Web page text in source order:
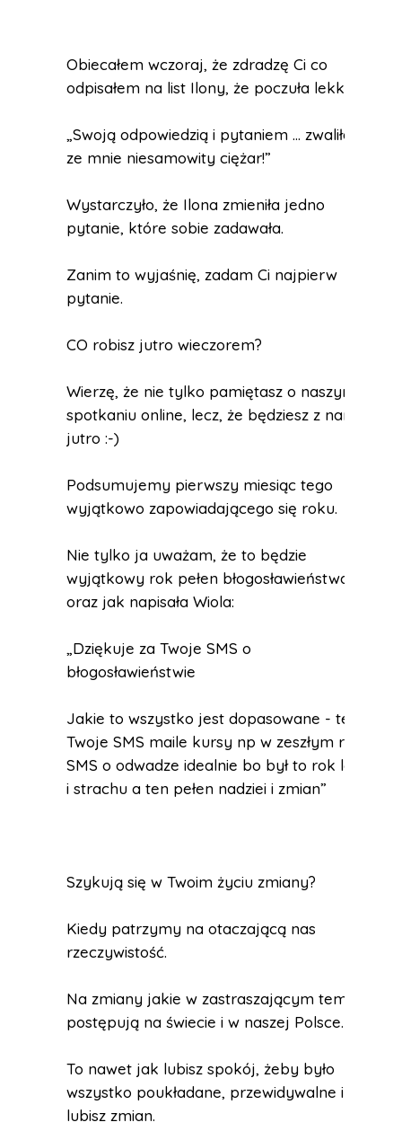
Obiecałem wczoraj, że zdradzę Ci co
odpisałem na list Ilony, że poczuła lekkość.
„Swoją odpowiedzią i pytaniem … zwaliłeś
ze mnie niesamowity ciężar!”
Wystarczyło, że Ilona zmieniła jedno
pytanie, które sobie zadawała.
Zanim to wyjaśnię, zadam Ci najpierw
pytanie.
CO robisz jutro wieczorem?
Wierzę, że nie tylko pamiętasz o naszym
spotkaniu online, lecz, że będziesz z nami
jutro :-)
Podsumujemy pierwszy miesiąc tego
wyjątkowo zapowiadającego się roku.
Nie tylko ja uważam, że to będzie
wyjątkowy rok pełen błogosławieństwa
oraz jak napisała Wiola:
„Dziękuje za Twoje SMS o
błogosławieństwie
Jakie to wszystko jest dopasowane - te
Twoje SMS maile kursy np w zeszłym roku
SMS o odwadze idealnie bo był to rok leku
i strachu a ten pełen nadziei i zmian”
Szykują się w Twoim życiu zmiany?
Kiedy patrzymy na otaczającą nas
rzeczywistość.
Na zmiany jakie w zastraszającym tempie
postępują na świecie i w naszej Polsce.
To nawet jak lubisz spokój, żeby było
wszystko poukładane, przewidywalne i nie
lubisz zmian.